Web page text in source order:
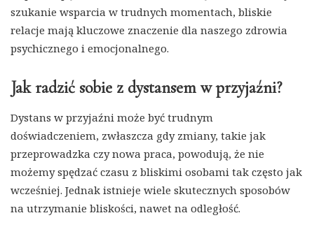
szukanie wsparcia w trudnych momentach, bliskie
relacje mają kluczowe znaczenie dla naszego zdrowia
psychicznego i emocjonalnego.
Jak radzić sobie z dystansem w przyjaźni?
Dystans w przyjaźni może być trudnym
doświadczeniem, zwłaszcza gdy zmiany, takie jak
przeprowadzka czy nowa praca, powodują, że nie
możemy spędzać czasu z bliskimi osobami tak często jak
wcześniej. Jednak istnieje wiele skutecznych sposobów
na utrzymanie bliskości, nawet na odległość.